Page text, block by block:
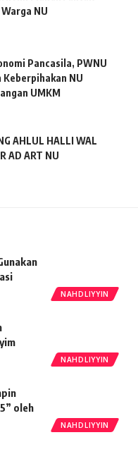
NU
Pancasila, PWNU
Keberpihakan NU
UMKM
AHLUL HALLI WAL
AD ART NU
NAHDLIYYIN
NAHDLIYYIN
NAHDLIYYIN
oleh